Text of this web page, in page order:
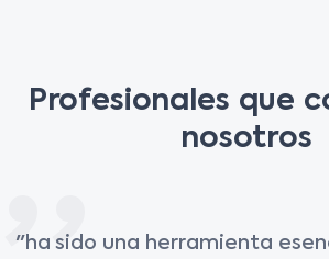
Profesionales que
nosotros
"ha sido una herramienta